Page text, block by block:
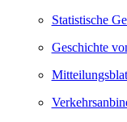
Statistische
Geschichte